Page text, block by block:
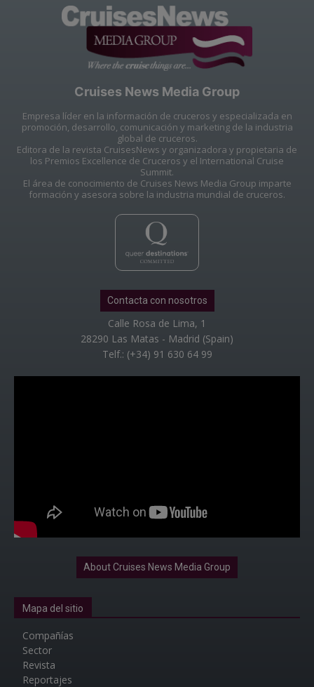
Cruises News Media Group
Empresa líder en la información de cruceros y especializada en
promoción, desarrollo, comunicación y marketing de la industria
global de cruceros.
Editora de la revista CruisesNews y organizadora y propietaria de
los Premios Excellence de Cruceros y el International Cruise
Summit.
El área de conocimiento de Cruises News Media Group imparte
formación y asesora sobre la industria mundial de cruceros.
Contacta con nosotros
Calle Rosa de Lima, 1
28290 Las Matas - Madrid (Spain)
Telf.: (+34) 91 630 64 99
About Cruises News Media Group
Mapa del sitio
Compañías
Sector
Revista
Reportajes